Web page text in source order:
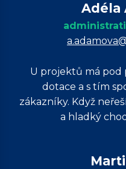
Adéla
U projektů má pod
dotace a s tím
zákazníky. Když
a hladký